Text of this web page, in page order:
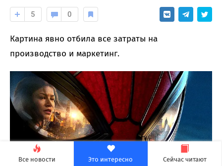
Все новости Это интересно Сейчас читают
5 0
Картина явно отбила все затраты на
производство и маркетинг.